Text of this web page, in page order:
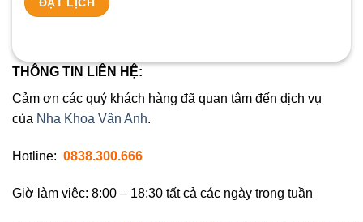
THÔNG TIN LIÊN HỆ:
Cảm ơn các quý khách hàng đã quan tâm đến dịch vụ
của Nha Khoa Vân Anh.
Hotline: 0838.300.666
Giờ làm việc: 8:00 – 18:30 tất cả các ngày trong tuần